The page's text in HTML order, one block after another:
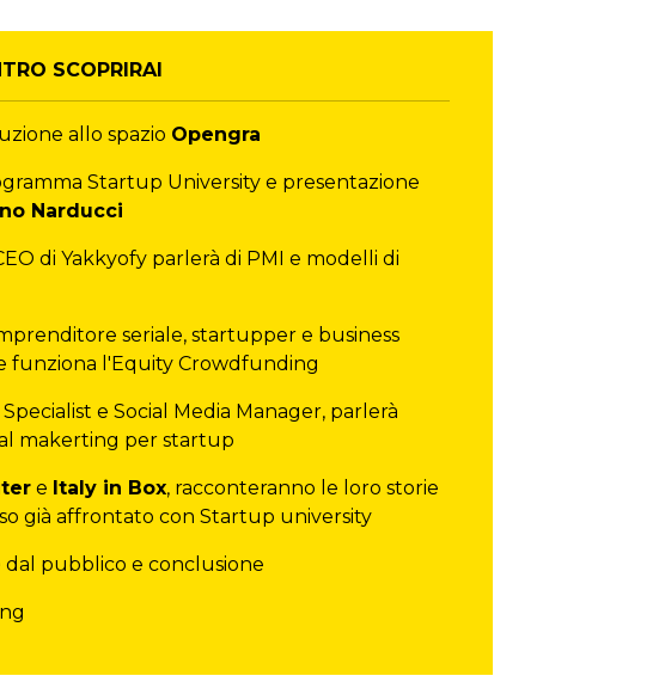
SCOPRIRAI
allo spazio Opengra
Startup University e presentazione
Narducci
di Yakkyofy parlerà di PMI e modelli di
seriale, startupper e business
funziona l'Equity Crowdfunding
e Social Media Manager, parlerà
makerting per startup
e Italy in Box, racconteranno le loro storie
già affrontato con Startup university
dal pubblico e conclusione